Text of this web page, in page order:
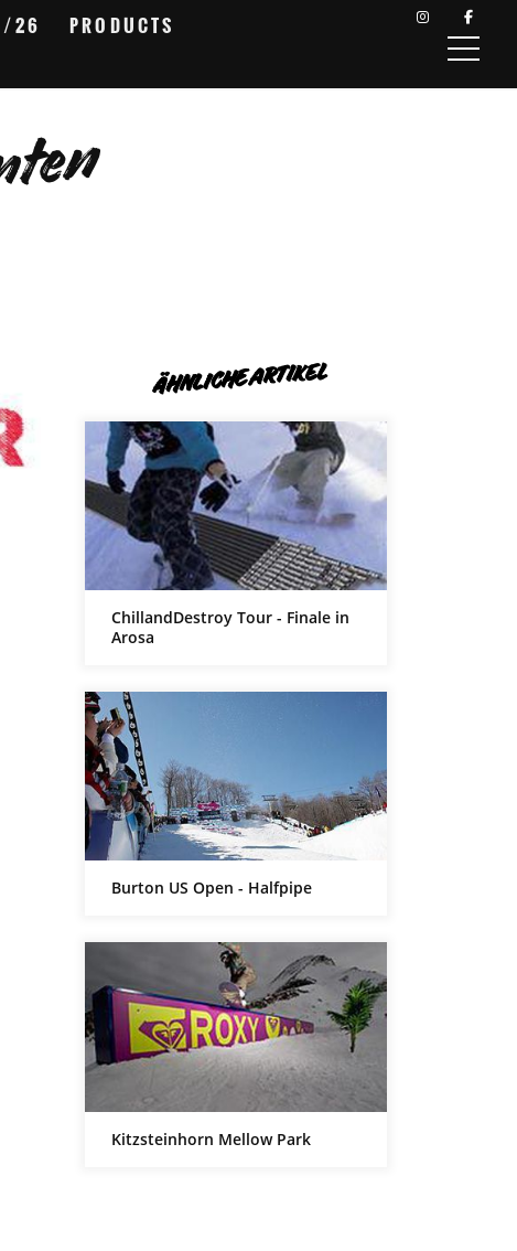
26
PRODUCTS
ÄHNLICHE ARTIKEL
ChillandDestroy Tour - Finale in
Arosa
Burton US Open - Halfpipe
Kitzsteinhorn Mellow Park